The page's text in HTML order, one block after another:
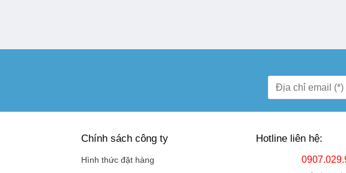
Chính sách công ty
Hình thức đặt hàng
Hotline liên hệ: